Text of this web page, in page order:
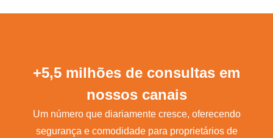
+5,5 milhões de consultas em
nossos canais
Um número que diariamente cresce, oferecendo
segurança e comodidade para proprietários de